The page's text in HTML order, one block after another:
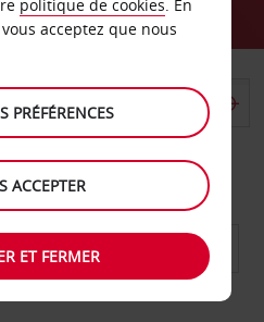
de retour
DATE DE RETOUR
politique de cookies. En
acceptez que nous
PRÉFÉRENCES
ACCEPTER
ET FERMER